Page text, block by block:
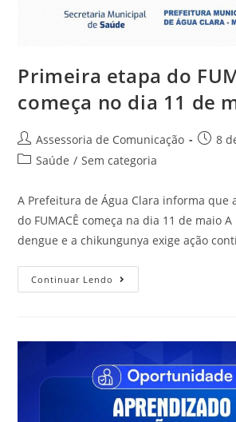
Primeira etapa do
começa no dia 11 de
Assessoria de Comunicação
8
Saúde / Sem categoria
A Prefeitura de Água Clara informa que
do FUMACÊ começa na dia 11 de maio
dengue e a chikungunya exige ação
Continuar Lendo